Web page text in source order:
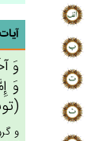
آیات
وَ
وَ
و